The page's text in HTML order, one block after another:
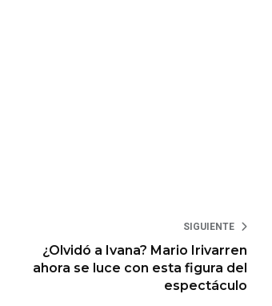
SIGUIENTE
¿Olvidó a Ivana? Mario Irivarren
ahora se luce con esta figura del
espectáculo